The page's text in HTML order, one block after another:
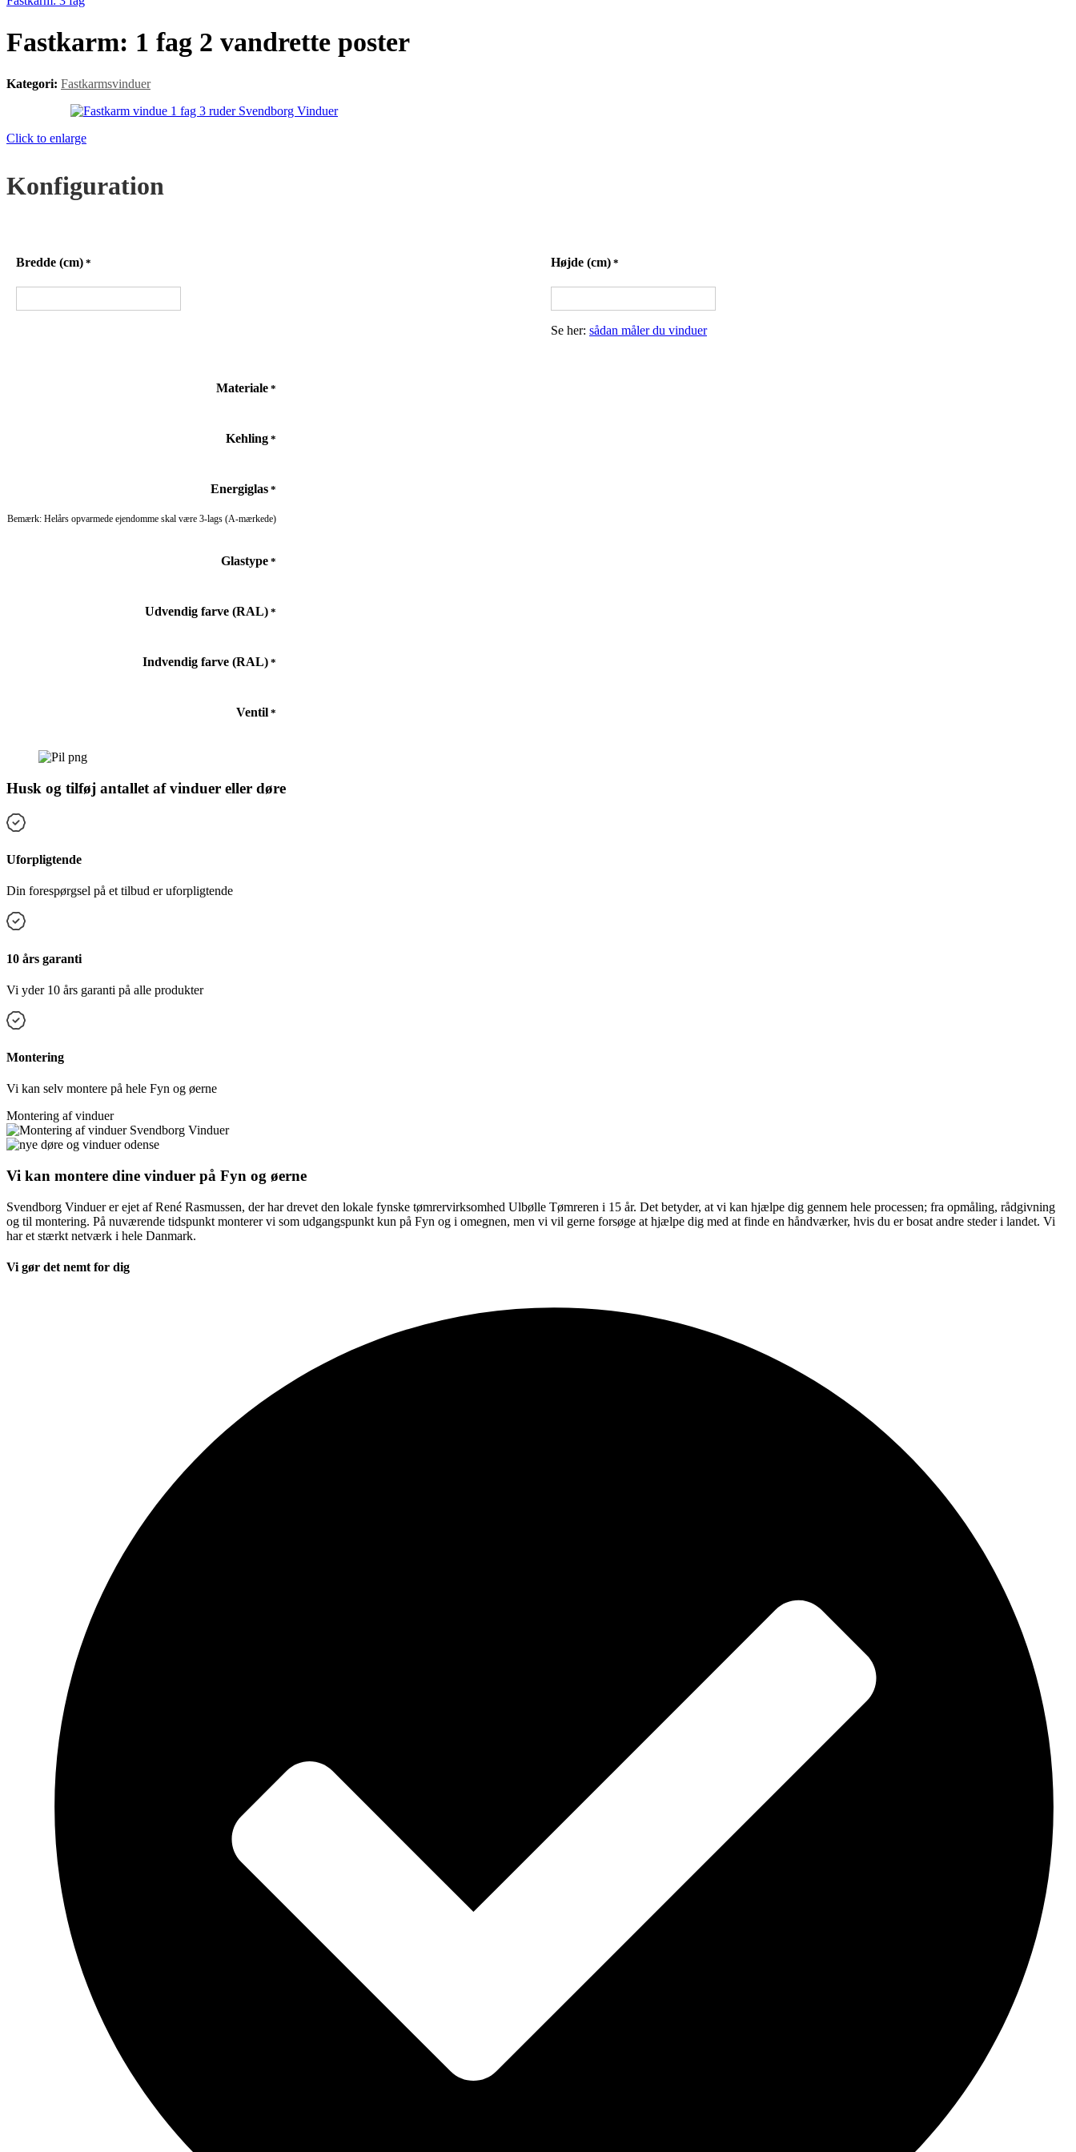
Fastkarm: 1 fag 2 vandrette poster
Kategori: Fastkarmsvinduer
Click to enlarge
Konfiguration
Bredde (cm) * Højde (cm) *
Se her: sådan måler du vinduer
Materiale *
Kehling *
Energiglas *
Bemærk: Helårs opvarmede ejendomme skal være 3-lags (A-mærkede)
Glastype *
Udvendig farve (RAL) *
Indvendig farve (RAL) *
Ventil *
Husk og tilføj antallet af vinduer eller døre
Uforpligtende
Din forespørgsel på et tilbud er uforpligtende
10 års garanti
Vi yder 10 års garanti på alle produkter
Montering
Vi kan selv montere på hele Fyn og øerne
Montering af vinduer
Vi kan montere dine vinduer på Fyn og øerne
Svendborg Vinduer er ejet af René Rasmussen, der har drevet den lokale fynske tømrervirksomhed Ulbølle Tømreren i 15 år. Det betyder, at vi kan hjælpe dig gennem hele processen; fra opmåling, rådgivning
og til montering. På nuværende tidspunkt monterer vi som udgangspunkt kun på Fyn og i omegnen, men vi vil gerne forsøge at hjælpe dig med at finde en håndværker, hvis du er bosat andre steder i landet. Vi
har et stærkt netværk i hele Danmark.
Vi gør det nemt for dig